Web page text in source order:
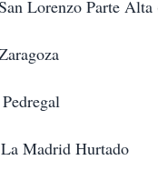
Lorenzo Parte
Madrid Hurtado